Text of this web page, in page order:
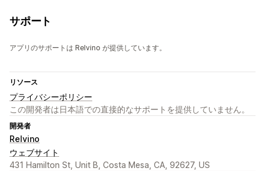
サポート
アプリのサポートは Relvino が提供しています。
リソース
プライバシーポリシー
この開発者は日本語での直接的なサポートを提供していません。
開発者
Relvino
ウェブサイト
431 Hamilton St, Unit B, Costa Mesa, CA, 92627, US